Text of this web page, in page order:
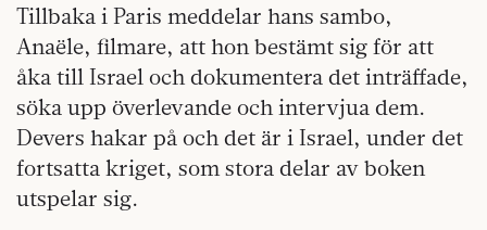
Tillbaka i Paris meddelar hans sambo,
Anaële, filmare, att hon bestämt sig för att
åka till Israel och dokumentera det inträffade,
söka upp överlevande och intervjua dem.
Devers hakar på och det är i Israel, under det
fortsatta kriget, som stora delar av boken
utspelar sig.